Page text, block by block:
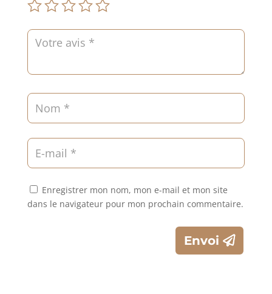
Enregistrer mon nom, mon e-mail et mon site
dans le navigateur pour mon prochain commentaire.
Envoi